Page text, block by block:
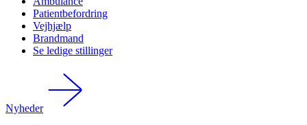
Patientbefordring
Vejhjælp
Brandmand
Se ledige stillinger
Nyheder